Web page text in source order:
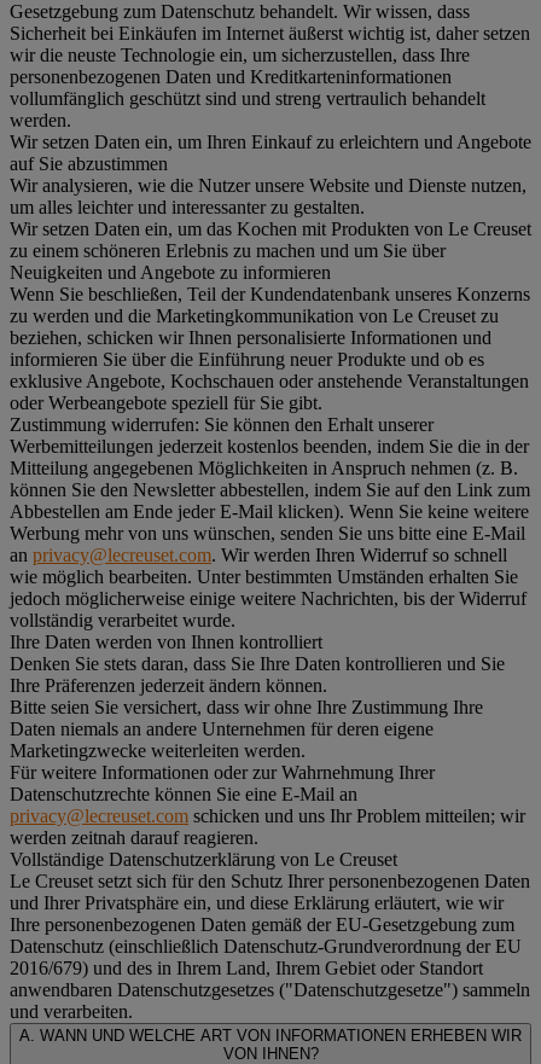
Gesetzgebung zum Datenschutz behandelt. Wir wissen, dass
Sicherheit bei Einkäufen im Internet äußerst wichtig ist, daher setzen
wir die neuste Technologie ein, um sicherzustellen, dass Ihre
personenbezogenen Daten und Kreditkarteninformationen
vollumfänglich geschützt sind und streng vertraulich behandelt
werden.
Wir setzen Daten ein, um Ihren Einkauf zu erleichtern und Angebote
auf Sie abzustimmen
Wir analysieren, wie die Nutzer unsere Website und Dienste nutzen,
um alles leichter und interessanter zu gestalten.
Wir setzen Daten ein, um das Kochen mit Produkten von Le Creuset
zu einem schöneren Erlebnis zu machen und um Sie über
Neuigkeiten und Angebote zu informieren
Wenn Sie beschließen, Teil der Kundendatenbank unseres Konzerns
zu werden und die Marketingkommunikation von Le Creuset zu
beziehen, schicken wir Ihnen personalisierte Informationen und
informieren Sie über die Einführung neuer Produkte und ob es
exklusive Angebote, Kochschauen oder anstehende Veranstaltungen
oder Werbeangebote speziell für Sie gibt.
Zustimmung widerrufen: Sie können den Erhalt unserer
Werbemitteilungen jederzeit kostenlos beenden, indem Sie die in der
Mitteilung angegebenen Möglichkeiten in Anspruch nehmen (z. B.
können Sie den Newsletter abbestellen, indem Sie auf den Link zum
Abbestellen am Ende jeder E-Mail klicken). Wenn Sie keine weitere
Werbung mehr von uns wünschen, senden Sie uns bitte eine E-Mail
an privacy@lecreuset.com. Wir werden Ihren Widerruf so schnell
wie möglich bearbeiten. Unter bestimmten Umständen erhalten Sie
jedoch möglicherweise einige weitere Nachrichten, bis der Widerruf
vollständig verarbeitet wurde.
Ihre Daten werden von Ihnen kontrolliert
Denken Sie stets daran, dass Sie Ihre Daten kontrollieren und Sie
Ihre Präferenzen jederzeit ändern können.
Bitte seien Sie versichert, dass wir ohne Ihre Zustimmung Ihre
Daten niemals an andere Unternehmen für deren eigene
Marketingzwecke weiterleiten werden.
Für weitere Informationen oder zur Wahrnehmung Ihrer
Datenschutzrechte können Sie eine E-Mail an
privacy@lecreuset.com schicken und uns Ihr Problem mitteilen; wir
werden zeitnah darauf reagieren.
Vollständige Datenschutzerklärung von Le Creuset
Le Creuset setzt sich für den Schutz Ihrer personenbezogenen Daten
und Ihrer Privatsphäre ein, und diese Erklärung erläutert, wie wir
Ihre personenbezogenen Daten gemäß der EU-Gesetzgebung zum
Datenschutz (einschließlich Datenschutz-Grundverordnung der EU
2016/679) und des in Ihrem Land, Ihrem Gebiet oder Standort
anwendbaren Datenschutzgesetzes ("Datenschutzgesetze") sammeln
und verarbeiten.
A. WANN UND WELCHE ART VON INFORMATIONEN ERHEBEN WIR
VON IHNEN?